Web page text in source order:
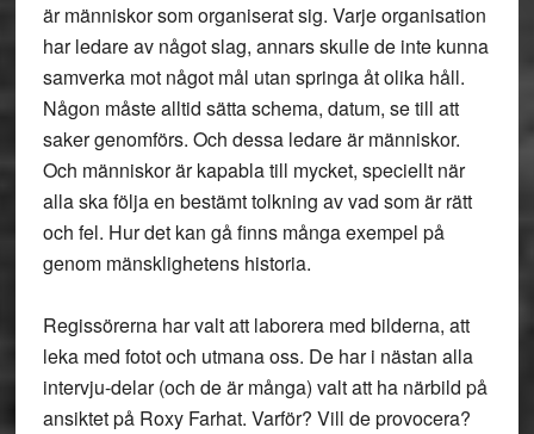
är människor som organiserat sig. Varje organisation
har ledare av något slag, annars skulle de inte kunna
samverka mot något mål utan springa åt olika håll.
Någon måste alltid sätta schema, datum, se till att
saker genomförs. Och dessa ledare är människor.
Och människor är kapabla till mycket, speciellt när
alla ska följa en bestämt tolkning av vad som är rätt
och fel. Hur det kan gå finns många exempel på
genom mänsklighetens historia.
Regissörerna har valt att laborera med bilderna, att
leka med fotot och utmana oss. De har i nästan alla
intervju-delar (och de är många) valt att ha närbild på
ansiktet på Roxy Farhat. Varför? Vill de provocera?